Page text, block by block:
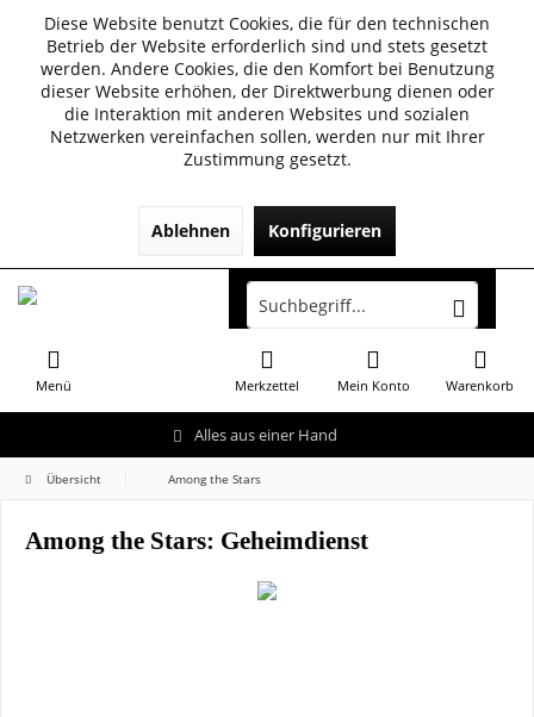
Diese Website benutzt Cookies, die für den technischen
Betrieb der Website erforderlich sind und stets gesetzt
werden. Andere Cookies, die den Komfort bei Benutzung
dieser Website erhöhen, der Direktwerbung dienen oder
die Interaktion mit anderen Websites und sozialen
Netzwerken vereinfachen sollen, werden nur mit Ihrer
Zustimmung gesetzt.
Ablehnen Konfigurieren
Alles aus einer Hand
Menü Warenkorb
Merkzettel Mein Konto
Übersicht Among the Stars
Among the Stars: Geheimdienst